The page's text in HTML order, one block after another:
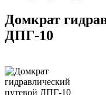
Домкрат
ДПГ-10